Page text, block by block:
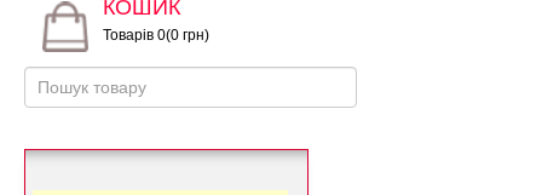
КОШИК
Товарів 0(0 грн)